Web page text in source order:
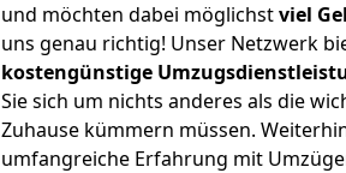
und möchten dabei möglichstviel
uns genau richtig! Unser Netzwerk
kostengünstige
Sie sich um nichts anderes als die
Zuhause kümmern müssen.
umfangreiche Erfahrung mit